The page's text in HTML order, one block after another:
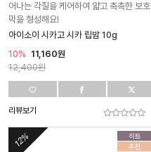
어나는 각질을 케어하여 얇고 촉촉한 보호
막을 형성해요!
아이소이 시카고 시카 립밤 10g
10% 11,160원
12,400원
리뷰보기
히트
추천
12%